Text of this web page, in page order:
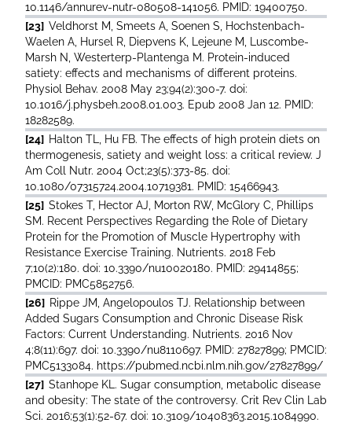
10.1146/annurev-nutr-080508-141056. PMID: 19400750.
[23] Veldhorst M, Smeets A, Soenen S, Hochstenbach-
Waelen A, Hursel R, Diepvens K, Lejeune M, Luscombe-
Marsh N, Westerterp-Plantenga M. Protein-induced
satiety: effects and mechanisms of different proteins.
Physiol Behav. 2008 May 23;94(2):300-7. doi:
10.1016/j.physbeh.2008.01.003. Epub 2008 Jan 12. PMID:
18282589.
[24] Halton TL, Hu FB. The effects of high protein diets on
thermogenesis, satiety and weight loss: a critical review. J
Am Coll Nutr. 2004 Oct;23(5):373-85. doi:
10.1080/07315724.2004.10719381. PMID: 15466943.
[25] Stokes T, Hector AJ, Morton RW, McGlory C, Phillips
SM. Recent Perspectives Regarding the Role of Dietary
Protein for the Promotion of Muscle Hypertrophy with
Resistance Exercise Training. Nutrients. 2018 Feb
7;10(2):180. doi: 10.3390/nu10020180. PMID: 29414855;
PMCID: PMC5852756.
[26] Rippe JM, Angelopoulos TJ. Relationship between
Added Sugars Consumption and Chronic Disease Risk
Factors: Current Understanding. Nutrients. 2016 Nov
4;8(11):697. doi: 10.3390/nu8110697. PMID: 27827899; PMCID:
PMC5133084. https://pubmed.ncbi.nlm.nih.gov/27827899/
[27] Stanhope KL. Sugar consumption, metabolic disease
and obesity: The state of the controversy. Crit Rev Clin Lab
Sci. 2016;53(1):52-67. doi: 10.3109/10408363.2015.1084990.